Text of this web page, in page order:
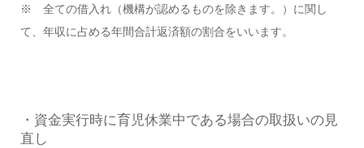
※ 全ての借入れ（機構が認めるものを除きます。）に関し
て、年収に占める年間合計返済額の割合をいいます。
・資金実行時に育児休業中である場合の取扱いの見
直し